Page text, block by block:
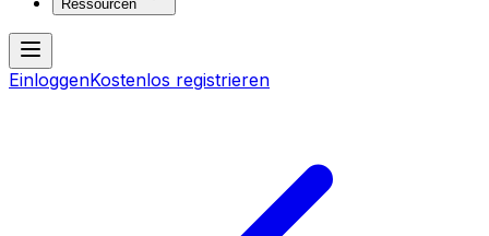
Ressourcen
EinloggenKostenlos registrieren